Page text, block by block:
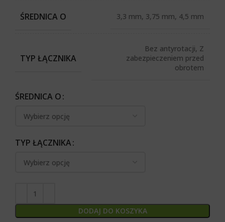
ŚREDNICA O 3,3 mm, 3,75 mm, 4,5 mm
TYP ŁĄCZNIKA
Bez antyrotacji, Z
zabezpieczeniem przed
obrotem
ŚREDNICA O
TYP ŁĄCZNIKA
DODAJ DO KOSZYKA